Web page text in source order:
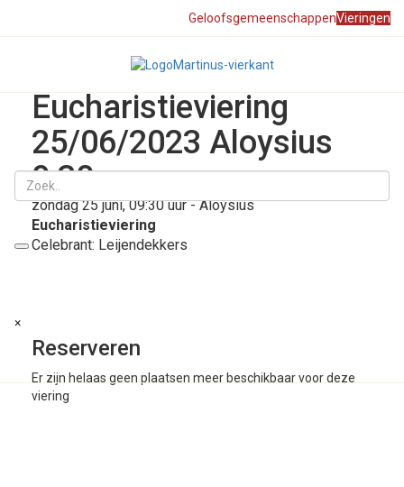
GeloofsgemeenschappenVieringen
×
Eucharistieviering
25/06/2023 Aloysius
9:30
zondag 25 juni, 09:30 uur - Aloysius
Eucharistieviering
Celebrant: Leijendekkers
Reserveren
Er zijn helaas geen plaatsen meer beschikbaar voor deze
viering